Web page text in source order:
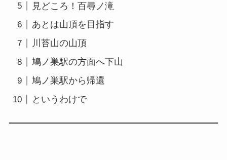
見どころ！百尋ノ滝
あとは山頂を目指す
川苔山の山頂
鳩ノ巣駅の方面へ下山
鳩ノ巣駅から帰還
というわけで